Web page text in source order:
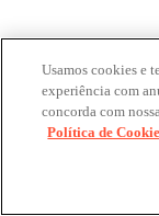
Usamos cookies e
experiência com
concorda com
Política de